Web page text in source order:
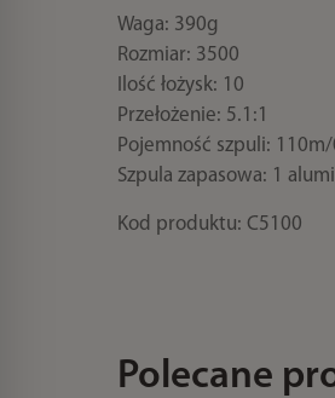
Waga: 390g
Rozmiar: 3500
Ilość łożysk: 10
Przełożenie: 5.1:1
Pojemność szpuli:
Szpula zapasowa: 1
Kod produktu: C5100
Polecane